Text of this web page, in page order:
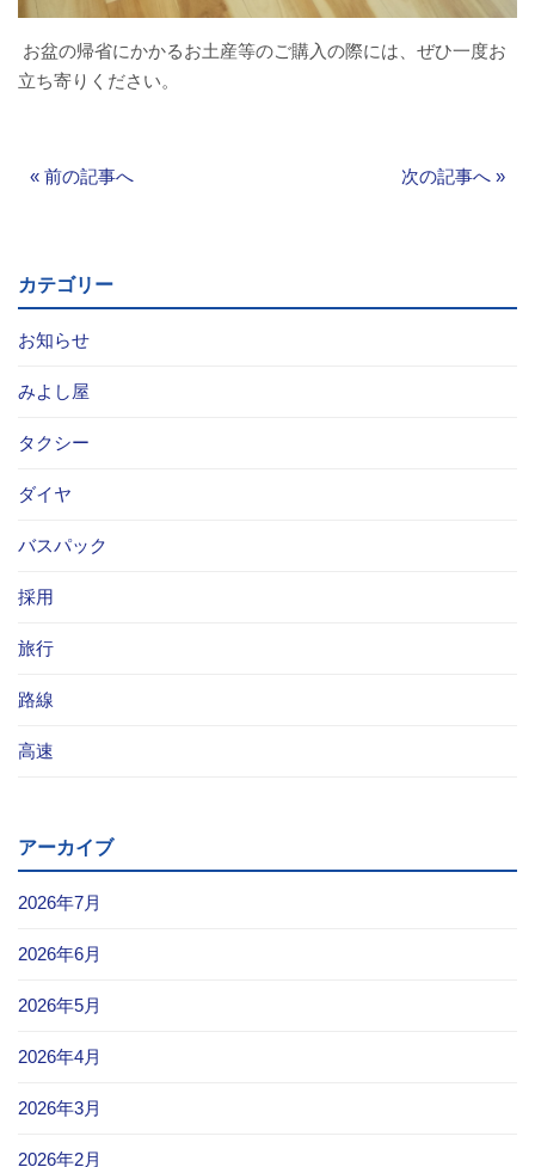
お盆の帰省にかかるお土産等のご購入の際には、ぜひ一度お
立ち寄りください。
« 前の記事へ 次の記事へ »
カテゴリー
お知らせ
みよし屋
タクシー
ダイヤ
バスパック
採用
旅行
路線
高速
アーカイブ
2026年7月
2026年6月
2026年5月
2026年4月
2026年3月
2026年2月